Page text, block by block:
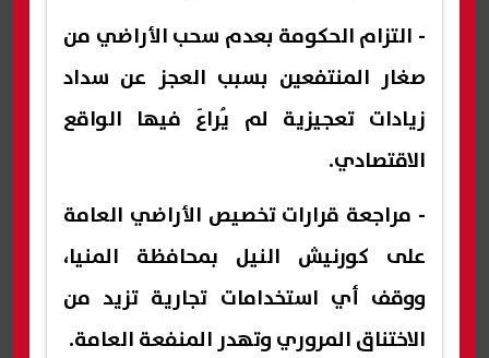
- التزام الحكومة بعدم سحب الأراضي من
صغار المنتفعين بسبب العجز عن سداد
زيادات تعجيزية لم يُراعَ فيها الواقع
الاقتصادي.
- مراجعة قرارات تخصيص الأراضي العامة
على كورنيش النيل بمحافظة المنيا،
ووقف أي استخدامات تجارية تزيد من
الاختناق المروري وتهدر المنفعة العامة.